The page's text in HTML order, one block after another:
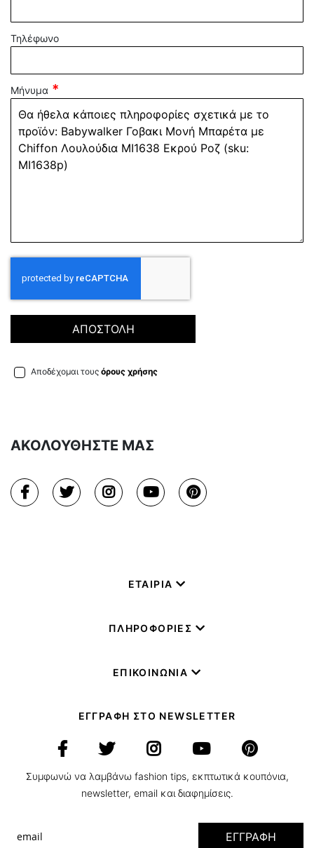
Τηλέφωνο
Μήνυμα
ΑΠΟΣΤΟΛΗ
Αποδέχομαι τους όρους χρήσης
ΑΚΟΛΟΥΘΗΣΤΕ ΜΑΣ
ΕΤΑΙΡΙΑ
ΠΛΗΡΟΦΟΡΙΕΣ
ΕΠΙΚΟΙΝΩΝΙΑ
ΕΓΓΡΑΦΗ ΣΤΟ NEWSLETTER
Συμφωνώ να λαμβάνω fashion tips, εκπτωτικά κουπόνια,
newsletter, email και διαφημίσεις.
ΕΓΓΡΑΦΗ